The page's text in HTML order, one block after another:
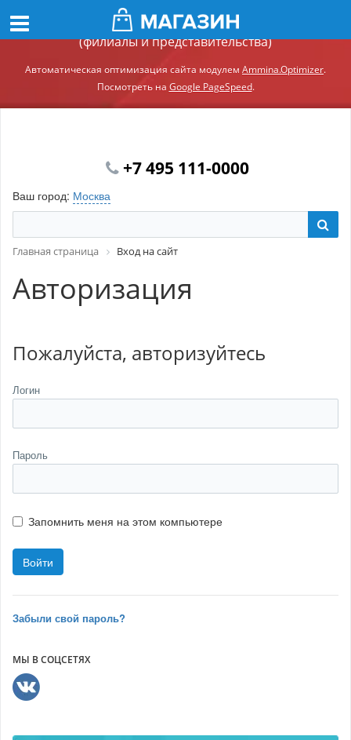
Демонстрационный сайт модуля Ammina.Регионы
(филиалы и представительства)
Автоматическая оптимизация сайта модулем Ammina.Optimizer.
Посмотреть на Google PageSpeed.
+7 495 111-0000
Ваш город: Москва
Главная страница Вход на сайт
Авторизация
Пожалуйста, авторизуйтесь
Логин
Пароль
Запомнить меня на этом компьютере
Забыли свой пароль?
МЫ В СОЦСЕТЯХ